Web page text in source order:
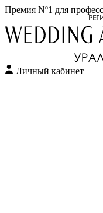
Премия Nº1 для
Личный кабинет